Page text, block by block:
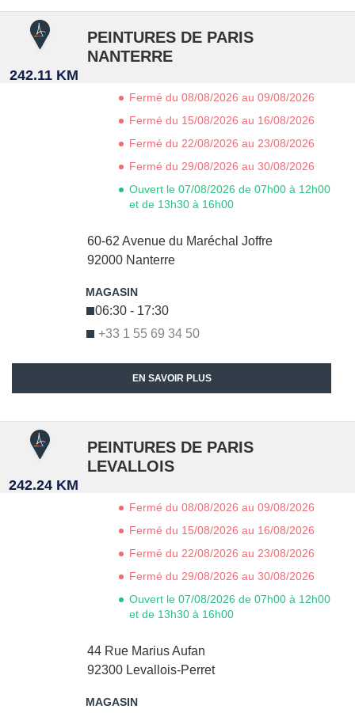
242.11 KM
PEINTURES DE PARIS
NANTERRE
60-62 Avenue du Maréchal Joffre
92000 Nanterre
+33 1 55 69 34 50
06:30 - 17:30
Fermé du 08/08/2026 au 09/08/2026
Fermé du 15/08/2026 au 16/08/2026
Fermé du 22/08/2026 au 23/08/2026
Fermé du 29/08/2026 au 30/08/2026
Ouvert le 07/08/2026 de 07h00 à 12h00
et de 13h30 à 16h00
EN SAVOIR PLUS
242.24 KM
PEINTURES DE PARIS
LEVALLOIS
44 Rue Marius Aufan
92300 Levallois-Perret
Fermé du 08/08/2026 au 09/08/2026
Fermé du 15/08/2026 au 16/08/2026
Fermé du 22/08/2026 au 23/08/2026
Fermé du 29/08/2026 au 30/08/2026
Ouvert le 07/08/2026 de 07h00 à 12h00
et de 13h30 à 16h00